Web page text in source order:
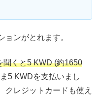
ョンがとれます。
聞くと5 KWD (約1650
5 KWDを支払いまし
クレジットカードも使え